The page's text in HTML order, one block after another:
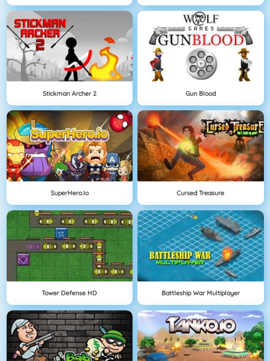
Stickman Archer 2 Gun Blood
SuperHero.io Cursed Treasure
Tower Defense HD Battleship War Multiplayer